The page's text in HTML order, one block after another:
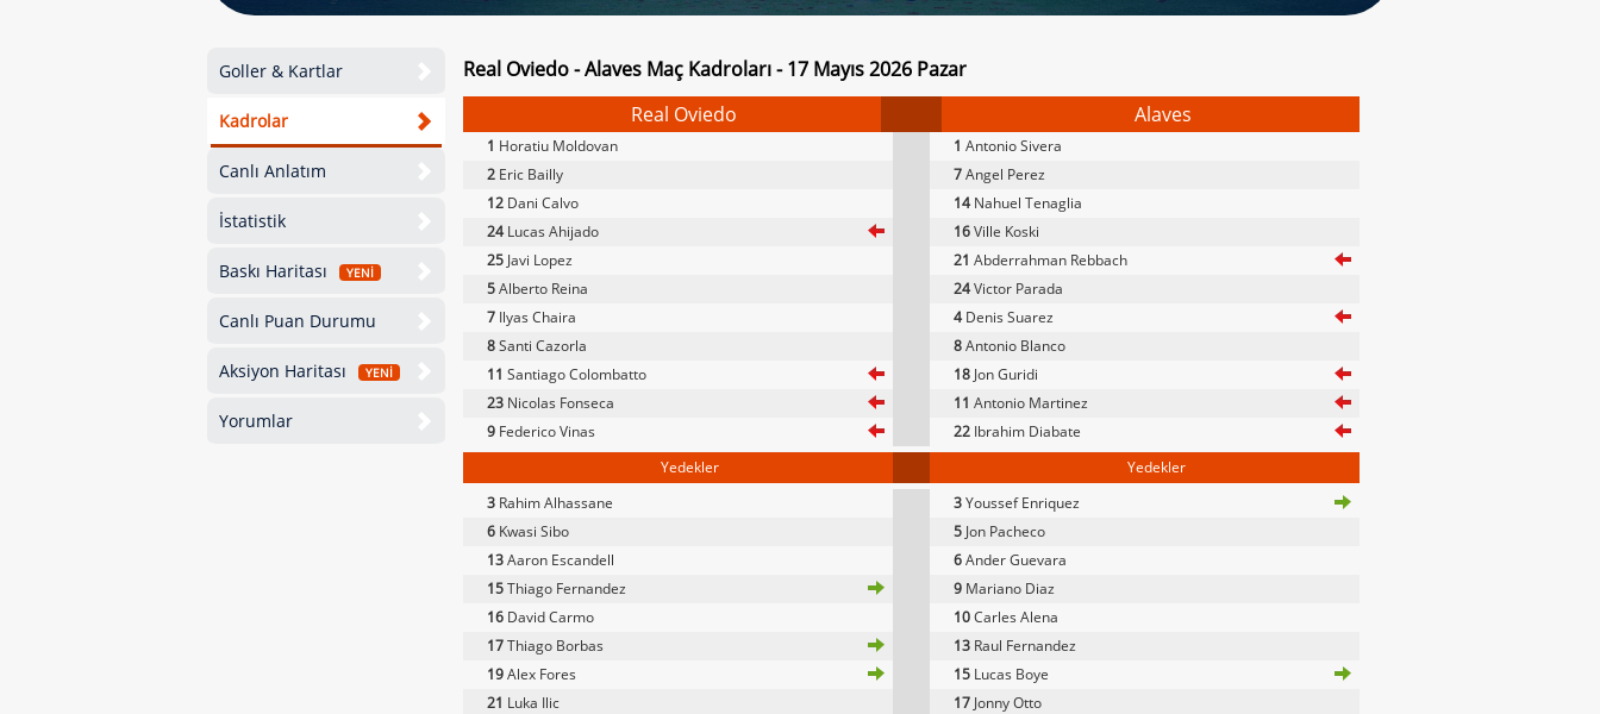
Goller & Kartlar
Kadrolar
Canlı Anlatım
İstatistik
Baskı Haritası YENİ
Canlı Puan Durumu
Aksiyon Haritası YENİ
Yorumlar
Real Oviedo - Alaves Maç Kadroları - 17 Mayıs 2026 Pazar
Real Oviedo
Alaves
1 Horatiu Moldovan 1 Antonio Sivera
2 Eric Bailly 7Angel Perez
12 Dani Calvo 14 Nahuel Tenaglia
24 Lucas Ahijado 16Ville Koski
25 Javi Lopez 21 Abderrahman Rebbach
5Alberto Reina 24Victor Parada
7 Ilyas Chaira 4 Denis Suarez
8Santi Cazorla 8Antonio Blanco
11 Santiago Colombatto 18 Jon Guridi
23 Nicolas Fonseca 11 Antonio Martinez
9 Federico Vinas 22 Ibrahim Diabate
Yedekler
Yedekler
3 Rahim Alhassane 3Youssef Enriquez
6 Kwasi Sibo 5 Jon Pacheco
13Aaron Escandell 6Ander Guevara
15Thiago Fernandez 9 Mariano Diaz
16 David Carmo 10Carles Alena
17Thiago Borbas 13 Raul Fernandez
19Alex Fores 15 Lucas Boye
21 Luka Ilic 17 Jonny Otto